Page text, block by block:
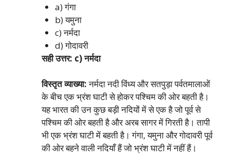
a) गंगा
b) यमुना
c) नर्मदा
d) गोदावरी
सही उत्तर: c) नर्मदा
विस्तृत व्याख्या:नर्मदा नदी विंध्य और सतपुड़ा पर्वतमालाओं
के बीच एक भ्रंश घाटी से होकर पश्चिम की ओर बहती है।
यह भारत की उन कुछ बड़ी नदियों में से एक है जो पूर्व से
पश्चिम की ओर बहती है और अरब सागर में गिरती है। तापी
भी एक भ्रंश घाटी में बहती है। गंगा, यमुना और गोदावरी पूर्व
की ओर बहने वाली नदियाँ हैं जो भ्रंश घाटी में नहीं हैं।